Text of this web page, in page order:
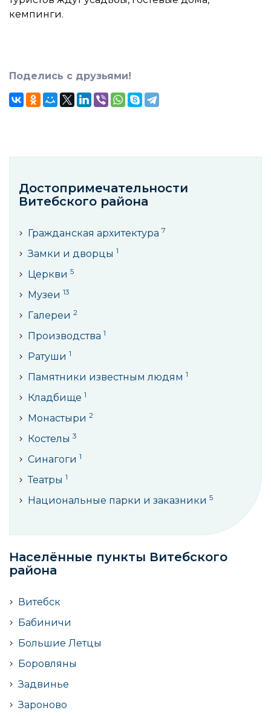
кемпинги.
Поделись с друзьями!
Достопримечательности
Витебского районa
Гражданская архитектура 7
Замки и дворцы 1
Церкви 5
Музеи 13
Галереи 2
Производства 1
Ратуши 1
Памятники известным людям 1
Кладбище 1
Монастыри 2
Костелы 3
Синагоги 1
Театры 1
Национальные парки и заказники 5
Населённые пункты Витебского
районa
Витебск
Бабиничи
Большие Летцы
Боровляны
Задвинье
Зароново